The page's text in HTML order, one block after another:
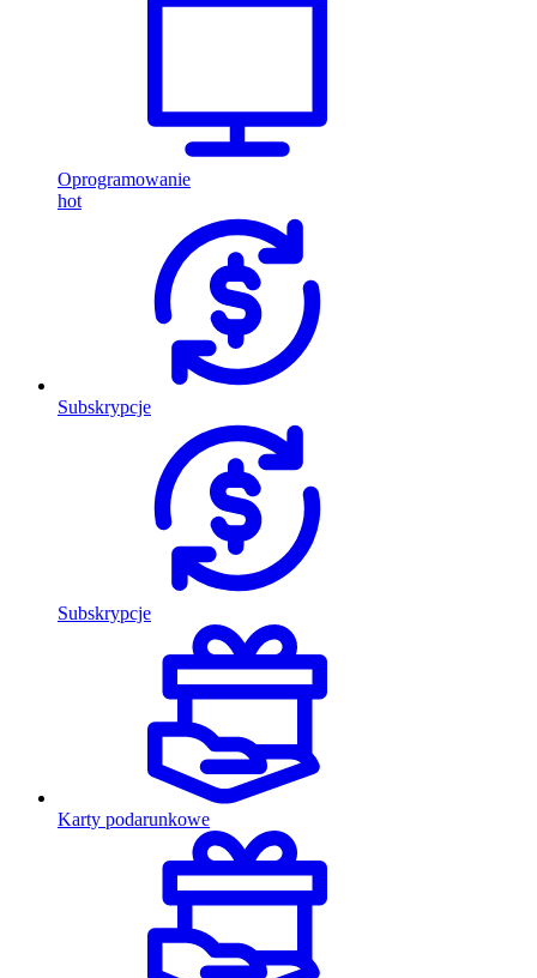
Oprogramowanie
hot
Subskrypcje
Subskrypcje
Karty podarunkowe